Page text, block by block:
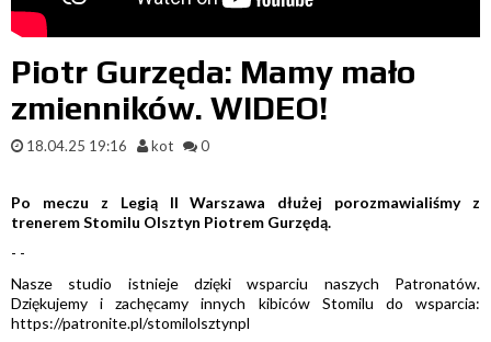
Piotr Gurzęda: Mamy mało
zmienników. WIDEO!
18.04.25 19:16 kot 0
Po meczu z Legią II Warszawa dłużej porozmawialiśmy z
trenerem Stomilu Olsztyn Piotrem Gurzędą.
- -
Nasze studio istnieje dzięki wsparciu naszych Patronatów.
Dziękujemy i zachęcamy innych kibiców Stomilu do wsparcia:
https://patronite.pl/stomilolsztynpl